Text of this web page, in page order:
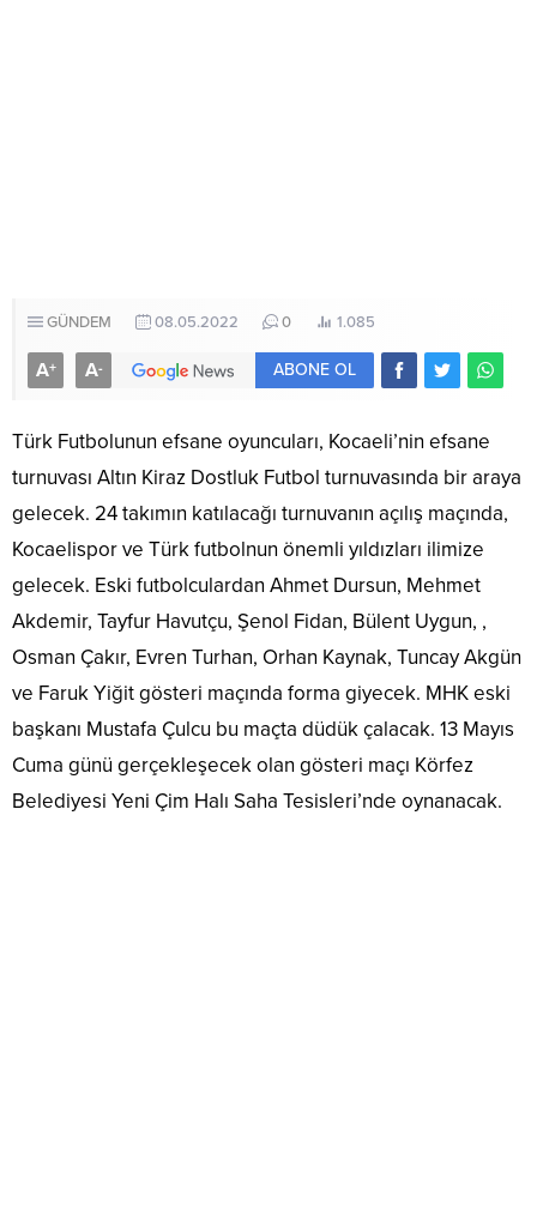
GÜNDEM 08.05.2022 0 1.085
A+ A- ABONE OL
Türk Futbolunun efsane oyuncuları, Kocaeli’nin efsane
turnuvası Altın Kiraz Dostluk Futbol turnuvasında bir araya
gelecek. 24 takımın katılacağı turnuvanın açılış maçında,
Kocaelispor ve Türk futbolnun önemli yıldızları ilimize
gelecek. Eski futbolculardan Ahmet Dursun, Mehmet
Akdemir, Tayfur Havutçu, Şenol Fidan, Bülent Uygun, ,
Osman Çakır, Evren Turhan, Orhan Kaynak, Tuncay Akgün
ve Faruk Yiğit gösteri maçında forma giyecek. MHK eski
başkanı Mustafa Çulcu bu maçta düdük çalacak. 13 Mayıs
Cuma günü gerçekleşecek olan gösteri maçı Körfez
Belediyesi Yeni Çim Halı Saha Tesisleri’nde oynanacak.